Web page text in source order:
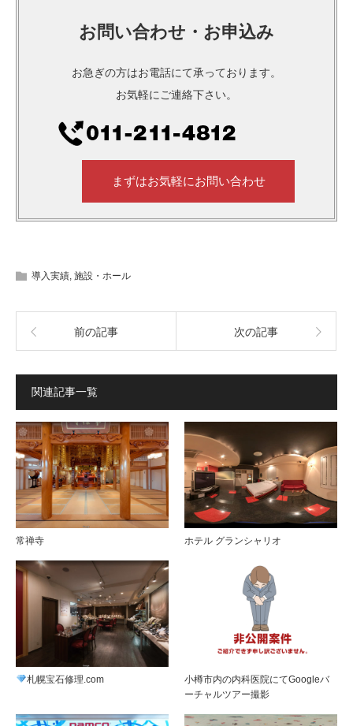
お問い合わせ・お申込み
お急ぎの方はお電話にて承っております。
お気軽にご連絡下さい。
まずはお気軽にお問い合わせ
導入実績, 施設・ホール
前の記事 次の記事
関連記事一覧
常禅寺 ホテル グランシャリオ
札幌宝石修理.com
小樽市内の内科医院にてGoogleバ
ーチャルツアー撮影